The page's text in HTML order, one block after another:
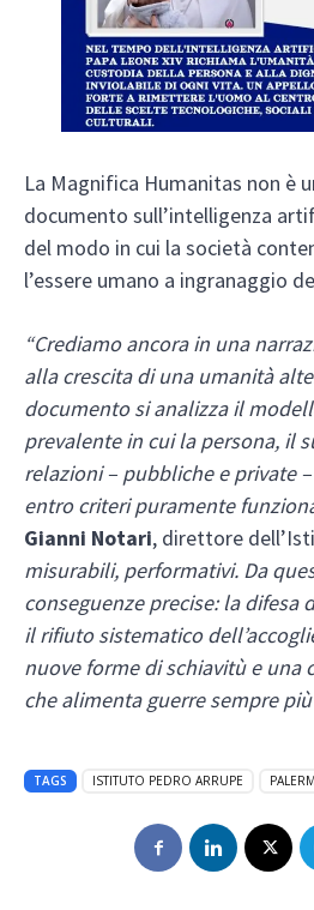
La Magnifica Humanitas non è
documento sull’intelligenza
del modo in cui la società
l’essere umano a ingranaggio
“Crediamo ancora in una
alla crescita di una umanità
documento si analizza il
prevalente in cui la persona, il
relazioni – pubbliche e private
entro criteri puramente
Gianni Notari, direttore
misurabili, performativi. Da
conseguenze precise: la difesa
il rifiuto sistematico
nuove forme di schiavitù e una
che alimenta guerre sempre
TAGS ISTITUTO PEDRO ARRUPE